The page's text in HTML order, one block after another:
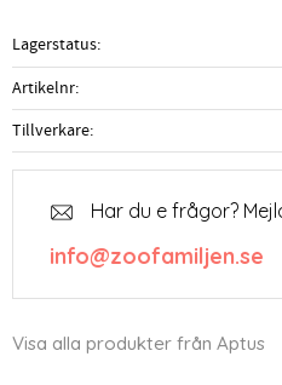
Lagerstatus
Artikelnr
Tillverkare
Har du e frågor?
info@zoofamiljen.se
Visa alla produkter från Aptus